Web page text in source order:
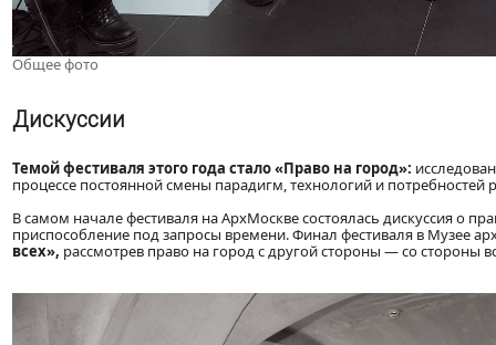
Общее фото
Дискуссии
Темой фестиваля этого года стало «Право на город»:
процессе постоянной смены парадигм, технологий и потребностей
В самом начале фестиваля на АрхМоскве состоялась дискуссия о
приспособление под запросы времени. Финал фестиваля в Музее
всех», рассмотрев право на город с другой стороны — со стороны